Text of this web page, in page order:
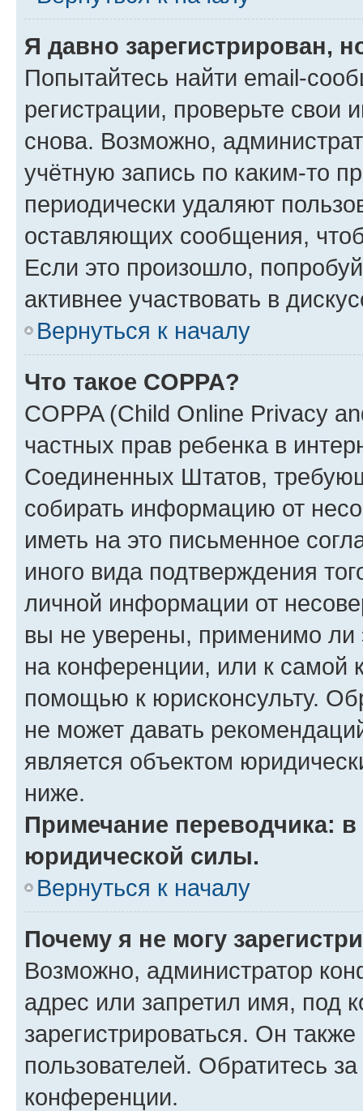
Я давно зарегистрирован,
Попытайтесь найти email-
регистрации, проверьте свои
снова. Возможно,
учётную запись по каким-то
периодически удаляют
оставляющих сообщения,
Если это произошло,
активнее участвовать в
Вернуться к началу
Что такое COPPA?
COPPA (Child Online Privacy
частных прав ребенка в
Соединенных Штатов,
собирать информацию от
иметь на это письменное
иного вида подтверждения
личной информации от
вы не уверены, применимо ли
на конференции, или к самой
помощью к юрисконсульту.
не может давать
является объектом
ниже.
Примечание переводчика:
юридической силы.
Вернуться к началу
Почему я не могу
Возможно, администратор
адрес или запретил имя, под
зарегистрироваться. Он
пользователей. Обратитесь
конференции.